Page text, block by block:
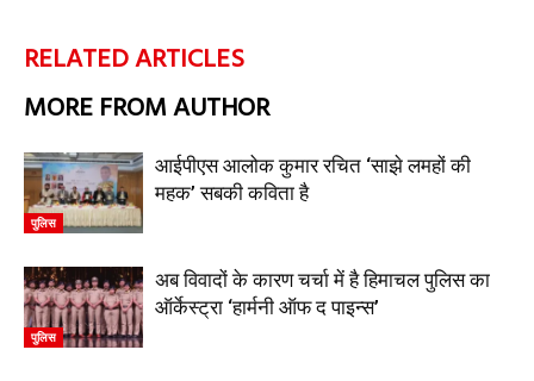
RELATED ARTICLES
MORE FROM AUTHOR
पुलिस
आईपीएस आलोक कुमार रचित ‘साझे लमहों की
महक’ सबकी कविता है
पुलिस
अब विवादों के कारण चर्चा में है हिमाचल पुलिस का
ऑर्केस्ट्रा ‘हार्मनी ऑफ द पाइन्स’